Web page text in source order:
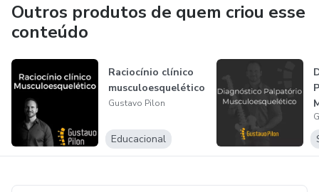
Outros produtos de quem criou esse
conteúdo
Raciocínio clínico
musculoesquelético
Gustavo Pilon
Educacional